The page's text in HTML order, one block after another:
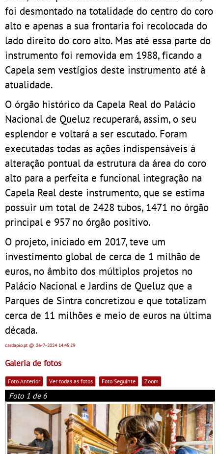
foi desmontado na totalidade do centro do coro
alto e apenas a sua frontaria foi recolocada do
lado direito do coro alto. Mas até essa parte do
instrumento foi removida em 1988, ficando a
Capela sem vestígios deste instrumento até à
atualidade.
O órgão histórico da Capela Real do Palácio
Nacional de Queluz recuperará, assim, o seu
esplendor e voltará a ser escutado. Foram
executadas todas as ações indispensáveis à
alteração pontual da estrutura da área do coro
alto para a perfeita e funcional integração na
Capela Real deste instrumento, que se estima
possuir um total de 2428 tubos, 1471 no órgão
principal e 957 no órgão positivo.
O projeto, iniciado em 2017, teve um
investimento global de cerca de 1 milhão de
euros, no âmbito dos múltiplos projetos no
Palácio Nacional e Jardins de Queluz que a
Parques de Sintra concretizou e que totalizam
cerca de 11 milhões e meio de euros na última
década.
cardapio.pt@ 26-7-202414:45:29
Galeria de fotos
Foto Anterior Ver todas as fotos Foto Seguinte Zoom
Foto 1 de 6